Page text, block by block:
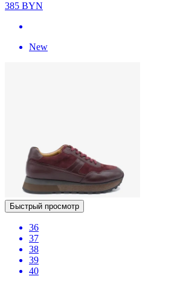
385 BYN
New
Быстрый просмотр
36
37
38
39
40